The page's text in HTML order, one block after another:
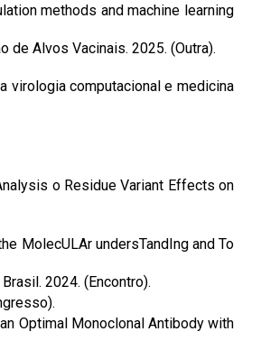
methods and machine learning
de Alvos Vacinais. 2025. (Outra).
virologia computacional e medicina
o Residue Variant Effects on
MolecULAr undersTandIng and To
2024. (Encontro).
Optimal Monoclonal Antibody with